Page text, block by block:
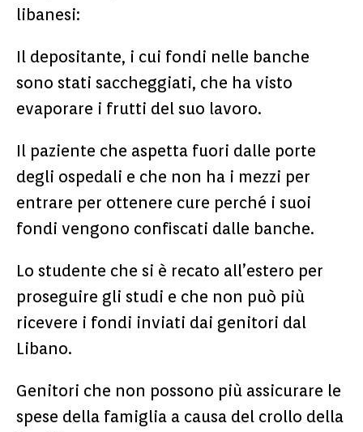
libanesi:
Il depositante, i cui fondi nelle banche
sono stati saccheggiati, che ha visto
evaporare i frutti del suo lavoro.
Il paziente che aspetta fuori dalle porte
degli ospedali e che non ha i mezzi per
entrare per ottenere cure perché i suoi
fondi vengono confiscati dalle banche.
Lo studente che si è recato all’estero per
proseguire gli studi e che non può più
ricevere i fondi inviati dai genitori dal
Libano.
Genitori che non possono più assicurare le
spese della famiglia a causa del crollo della